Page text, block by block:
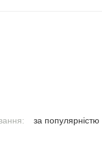
за популярністю